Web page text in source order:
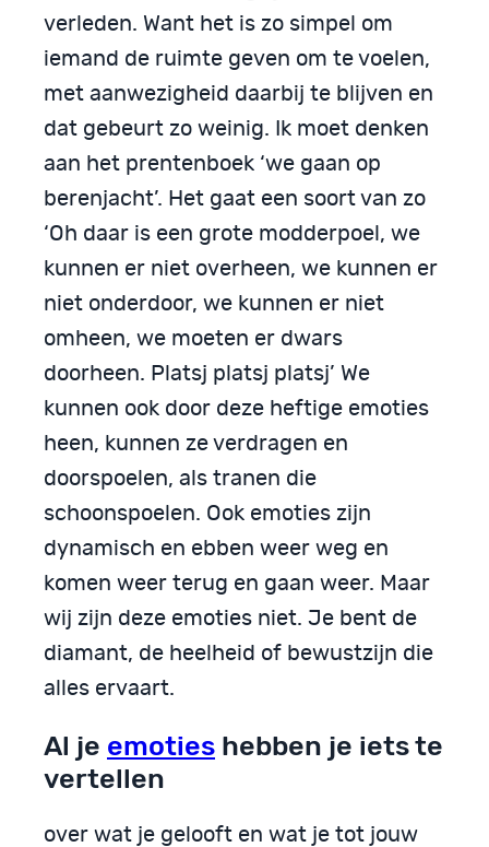
verleden. Want het is zo simpel om
iemand de ruimte geven om te voelen,
met aanwezigheid daarbij te blijven en
dat gebeurt zo weinig. Ik moet denken
aan het prentenboek ‘we gaan op
berenjacht’. Het gaat een soort van zo
‘Oh daar is een grote modderpoel, we
kunnen er niet overheen, we kunnen er
niet onderdoor, we kunnen er niet
omheen, we moeten er dwars
doorheen. Platsj platsj platsj’ We
kunnen ook door deze heftige emoties
heen, kunnen ze verdragen en
doorspoelen, als tranen die
schoonspoelen. Ook emoties zijn
dynamisch en ebben weer weg en
komen weer terug en gaan weer. Maar
wij zijn deze emoties niet. Je bent de
diamant, de heelheid of bewustzijn die
alles ervaart.
Al je emoties hebben je iets te
vertellen
over wat je gelooft en wat je tot jouw